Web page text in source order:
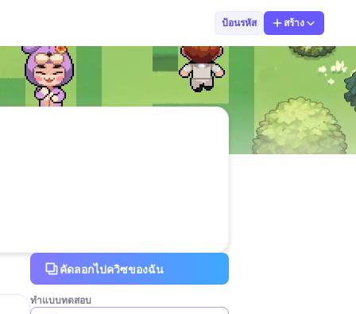
ป้อนรหัส สร้าง
คัดลอกไปควิซของฉัน
ทำแบบทดสอบ